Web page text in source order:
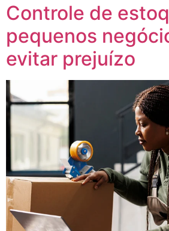
Controle de
pequenos
evitar prejuízo